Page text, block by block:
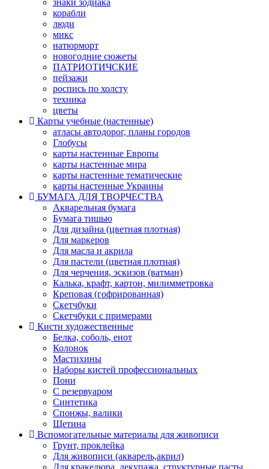
знаки зодиака
корабли
люди
микс
натюрморт
новогодние сюжеты
ПАТРИОТИЧСКИЕ
пейзажи
роспись по холсту
техника
цветы
Карты учебные (настенные)
атласы автодорог, планы городов
Глобусы
карты настенные Европы
карты настенные мира
карты настенные тематические
карты настенные Украины
БУМАГА ДЛЯ ТВОРЧЕСТВА
Акварельная бумага
Бумага тишью
Для дизайна (цветная плотная)
Для маркеров
Для масла и акрила
Для пастели (цветная плотная)
Для черчения, эскизов (ватман)
Калька, крафт, картон, милимметровка
Креповая (гофрированная)
Скетчбуки
Скетчбуки с примерами
Кисти художественные
Белка, соболь, енот
Колонок
Мастихины
Наборы кистей профессиональных
Пони
С резервуаром
Синтетика
Спонжы, валики
Щетина
Вспомогательные материалы для живописи
Грунт, проклейка
Для живописи (акварель,акрил)
Для кракелюра, декупажа, структурные пасты,